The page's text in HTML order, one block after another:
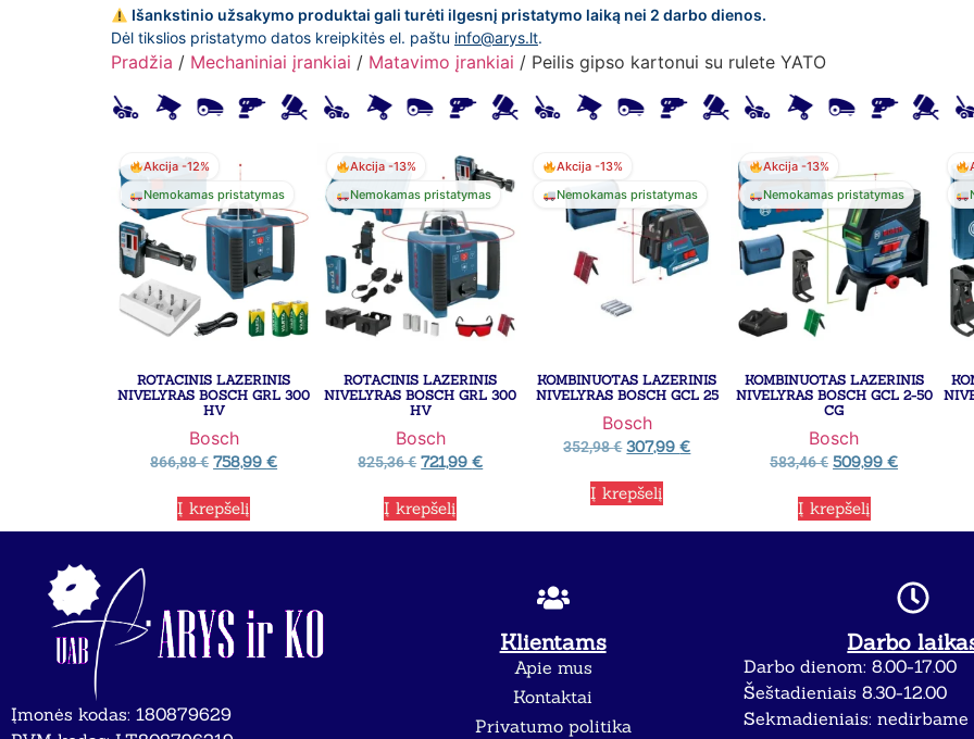
Išankstinio užsakymo produktai gali turėti ilgesnį pristatymo laiką nei 2 darbo dienos.
Dėl tikslios pristatymo datos kreipkitės el. paštu info@arys.lt.
Pradžia / Mechaniniai įrankiai / Matavimo įrankiai / Peilis gipso kartonui su rulete YATO
Akcija -12%
Nemokamas pristatymas
ROTACINIS LAZERINIS
NIVELYRAS BOSCH GRL 300
HV
Bosch
866,88€ 758,99€
Į krepšelį
Akcija -13%
Nemokamas pristatymas
ROTACINIS LAZERINIS
NIVELYRAS BOSCH GRL 300
HV
Bosch
825,36€ 721,99€
Į krepšelį
Akcija -13%
Nemokamas pristatymas
KOMBINUOTAS LAZERINIS
NIVELYRAS BOSCH GCL 25
Bosch
352,98€ 307,99€
Į krepšelį
Akcija -13%
Nemokamas pristatymas
KOMBINUOTAS LAZERINIS
NIVELYRAS BOSCH GCL 2-50
CG
Bosch
583,46€ 509,99€
Į krepšelį
Įmonės kodas: 180879629
Klientams
Apie mus
Kontaktai
Privatumo politika
Darbo
Darbo dienom: 8.00-17.00
Šeštadieniais 8.30-12.00
Sekmadieniais: nedirbame